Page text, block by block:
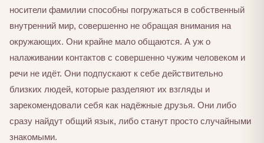
носители фамилии способны погружаться в собственный
внутренний мир, совершенно не обращая внимания на
окружающих. Они крайне мало общаются. А уж о
налаживании контактов с совершенно чужим человеком и
речи не идёт. Они подпускают к себе действительно
близких людей, которые разделяют их взгляды и
зарекомендовали себя как надёжные друзья. Они либо
сразу найдут общий язык, либо станут просто случайными
знакомыми.